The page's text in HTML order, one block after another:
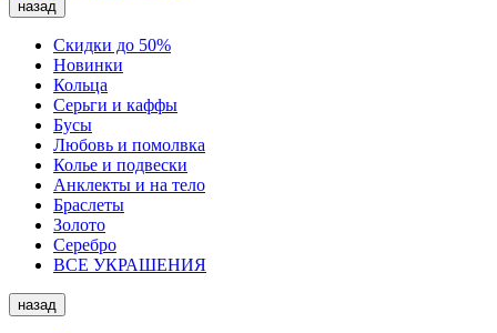
назад
Скидки до 50%
Новинки
Кольца
Серьги и каффы
Бусы
Любовь и помолвка
Колье и подвески
Анклекты и на тело
Браслеты
Золото
Серебро
ВСЕ УКРАШЕНИЯ
назад